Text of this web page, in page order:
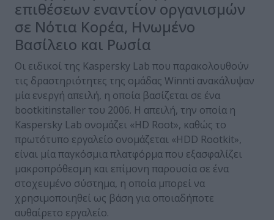
επιθέσεων εναντίον οργανισμών
σε Νότια Κορέα, Ηνωμένο
Βασίλειο και Ρωσία
Οι ειδικοί της Kaspersky Lab που παρακολουθούν
τις δραστηριότητες της ομάδας Winnti ανακάλυψαν
μία ενεργή απειλή, η οποία βασίζεται σε ένα
bootkitinstaller του 2006. Η απειλή, την οποία η
Kaspersky Lab ονομάζει «HD Root», καθώς το
πρωτότυπο εργαλείο ονομάζεται «HDD Rootkit»,
είναι μία παγκόσμια πλατφόρμα που εξασφαλίζει
μακροπρόθεσμη και επίμονη παρουσία σε ένα
στοχευμένο σύστημα, η οποία μπορεί να
χρησιμοποιηθεί ως βάση για οποιαδήποτε
αυθαίρετο εργαλείο.